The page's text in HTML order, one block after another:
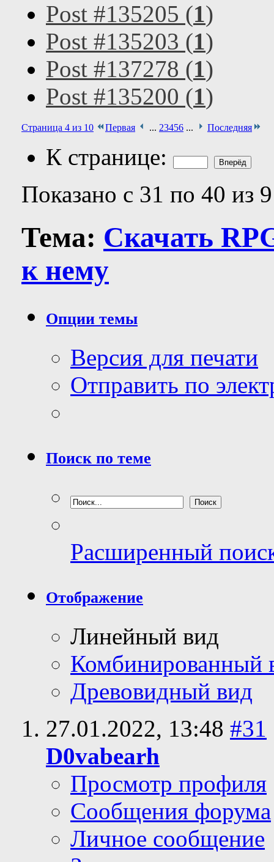
Post #135205 (1)
Post #135203 (1)
Post #137278 (1)
Post #135200 (1)
Страница 4 из 10 Первая ... 23456 ... Последняя
К странице:
Показано с 31 по 40 из
Тема: Скачать
к нему
Опции темы
Версия для печати
Отправить по
Поиск по теме
Расширенный
Отображение
Линейный вид
Комбинированный
Древовидный вид
27.01.2022, 13:48 #31
D0vabearh
Просмотр профиля
Сообщения форума
Личное сообщение